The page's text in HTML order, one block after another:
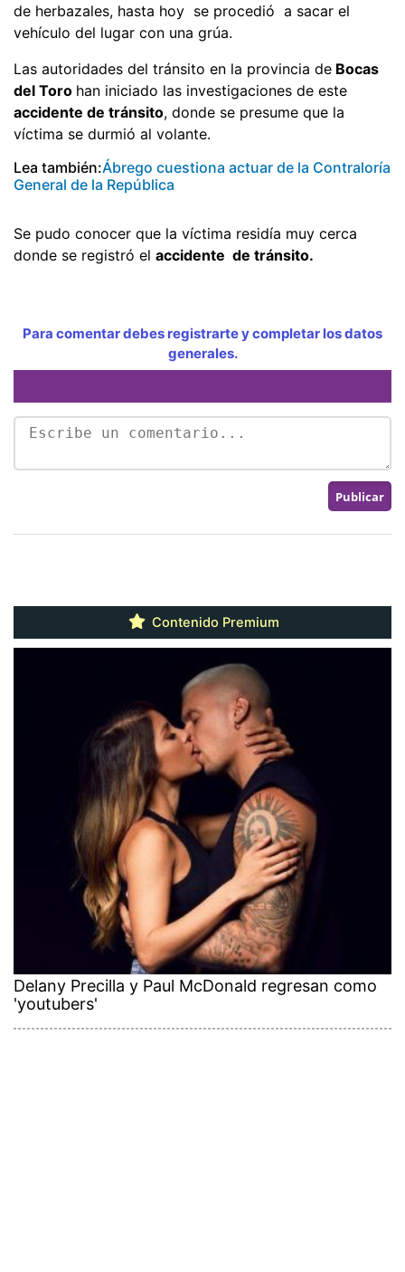
de herbazales, hasta hoy se procedió a sacar el
vehículo del lugar con una grúa.
Las autoridades del tránsito en la provincia de Bocas
del Toro han iniciado las investigaciones de este
accidente de tránsito, donde se presume que la
víctima se durmió al volante.
Lea también:Ábrego cuestiona actuar de la Contraloría
General de la República
Se pudo conocer que la víctima residía muy cerca
donde se registró el accidente de tránsito.
Para comentar debes registrarte y completar los datos
generales.
Contenido Premium
Delany Precilla y Paul McDonald regresan como
'youtubers'